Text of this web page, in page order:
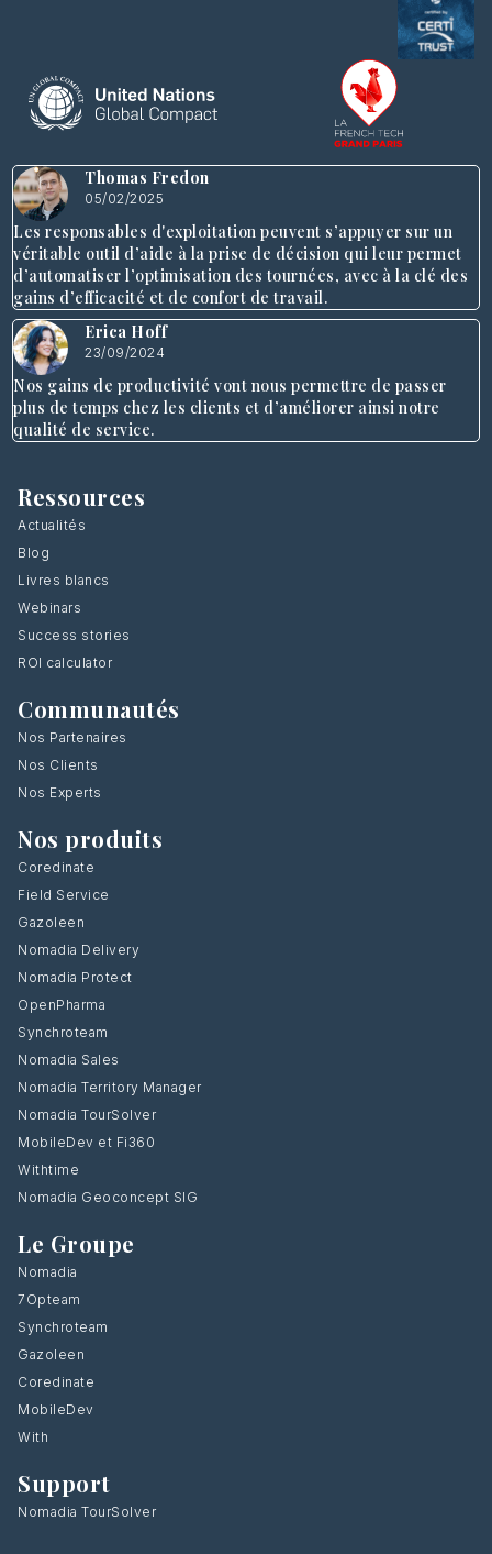
Thomas Fredon
05/02/2025
Les responsables d'exploitation peuvent s’appuyer sur un
véritable outil d’aide à la prise de décision qui leur permet
d’automatiser l’optimisation des tournées, avec à la clé des
gains d’efficacité et de confort de travail.
Erica Hoff
23/09/2024
Nos gains de productivité vont nous permettre de passer
plus de temps chez les clients et d’améliorer ainsi notre
qualité de service.
Ressources
Actualités
Blog
Livres blancs
Webinars
Success stories
ROI calculator
Communautés
Nos Partenaires
Nos Clients
Nos Experts
Nos produits
Coredinate
Field Service
Gazoleen
Nomadia Delivery
Nomadia Protect
OpenPharma
Synchroteam
Nomadia Sales
Nomadia Territory Manager
Nomadia TourSolver
MobileDev et Fi360
Withtime
Nomadia Geoconcept SIG
Le Groupe
Nomadia
7Opteam
Synchroteam
Gazoleen
Coredinate
MobileDev
With
Support
Nomadia TourSolver